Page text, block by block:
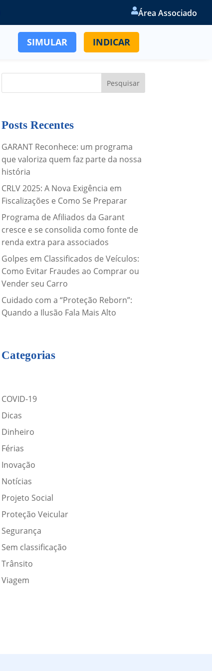
Área Associado
SIMULAR INDICAR
Posts Recentes
GARANT Reconhece: um programa
que valoriza quem faz parte da nossa
história
CRLV 2025: A Nova Exigência em
Fiscalizações e Como Se Preparar
Programa de Afiliados da Garant
cresce e se consolida como fonte de
renda extra para associados
Golpes em Classificados de Veículos:
Como Evitar Fraudes ao Comprar ou
Vender seu Carro
Cuidado com a “Proteção Reborn”:
Quando a Ilusão Fala Mais Alto
Categorias
COVID-19
Dicas
Dinheiro
Férias
Inovação
Notícias
Projeto Social
Proteção Veicular
Segurança
Sem classificação
Trânsito
Viagem